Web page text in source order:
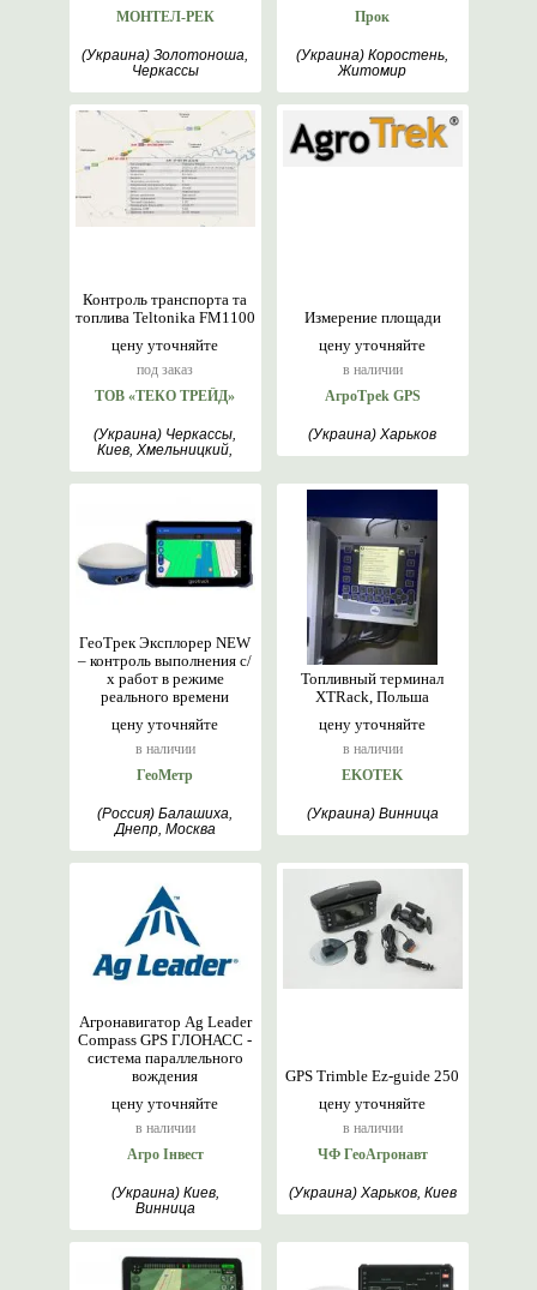
МОНТЕЛ-РЕК
(Украина) Золотоноша,
Черкассы
Прок
(Украина) Коростень,
Житомир
цену уточняйте
под заказ
Контроль транспорта та
топлива Teltonika FM1100
ТОВ «ТЕКО ТРЕЙД»
(Украина) Черкассы,
Киев, Хмельницкий,
цену уточняйте
в наличии
Измерение площади
AгрoTреk GPS
(Украина) Харьков
цену уточняйте
в наличии
ГеоТрек Эксплорер NEW
– контроль выполнения с/
х работ в режиме
реального времени
ГеоМетр
(Россия) Балашиха,
Днепр, Москва
цену уточняйте
в наличии
Топливный терминал
XTRack, Польша
EKOTEK
(Украина) Винница
цену уточняйте
в наличии
Агронавигатор Ag Leader
Compass GPS ГЛОНАСС -
система параллельного
вождения
Агро Інвест
(Украина) Киев,
Винница
цену уточняйте
в наличии
GPS Trimble Ez-guide 250
ЧФ ГеоАгронавт
(Украина) Харьков, Киев